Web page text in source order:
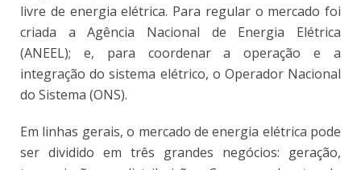
livre de energia elétrica. Para regular o mercado foi
criada a Agência Nacional de Energia Elétrica
(ANEEL); e, para coordenar a operação e a
integração do sistema elétrico, o Operador Nacional
do Sistema (ONS).
Em linhas gerais, o mercado de energia elétrica pode
ser dividido em três grandes negócios: geração,